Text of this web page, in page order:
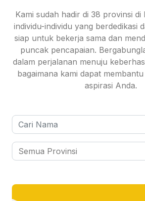
Kami sudah hadir di 38 provinsi di
individu-individu yang berdedikasi
siap untuk bekerja sama dan
puncak pencapaian.
dalam perjalanan menuju
bagaimana kami dapat
aspirasi Anda.